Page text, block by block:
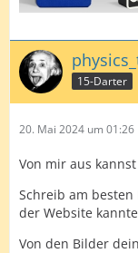
15-Darter
20. Mai 2024 um 01:26
Von mir aus
Schreib am
der Website
Von den Bilder